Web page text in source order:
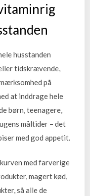
husstanden
tidskrævende,
på
at inddrage hele
børn, teenagere,
måltider – det
med god appetit.
med farverige
magert kød,
så alle de